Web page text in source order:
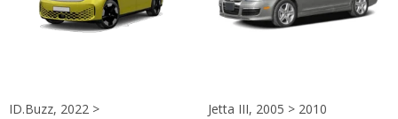
ID.Buzz, 2022 > Jetta III, 2005 > 2010